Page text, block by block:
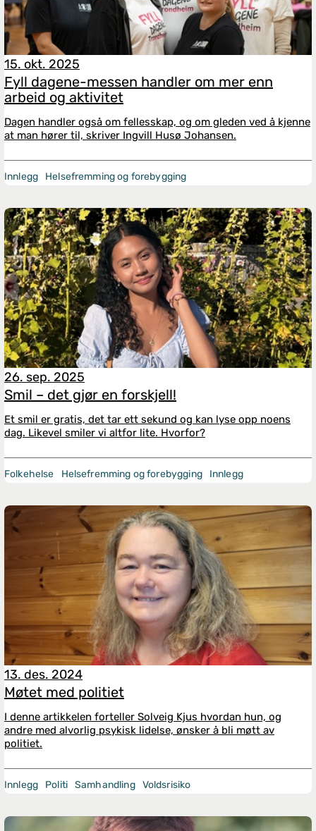
15. okt. 2025
Fyll dagene-messen handler om mer enn
arbeid og aktivitet
Dagen handler også om fellesskap, og om gleden ved å kjenne
at man hører til, skriver Ingvill Husø Johansen.
Innlegg Helsefremming og forebygging
26. sep. 2025
Smil – det gjør en forskjell!
Et smil er gratis, det tar ett sekund og kan lyse opp noens
dag. Likevel smiler vi altfor lite. Hvorfor?
Folkehelse Helsefremming og forebygging Innlegg
13. des. 2024
Møtet med politiet
I denne artikkelen forteller Solveig Kjus hvordan hun, og
andre med alvorlig psykisk lidelse, ønsker å bli møtt av
politiet.
Innlegg Politi Samhandling Voldsrisiko